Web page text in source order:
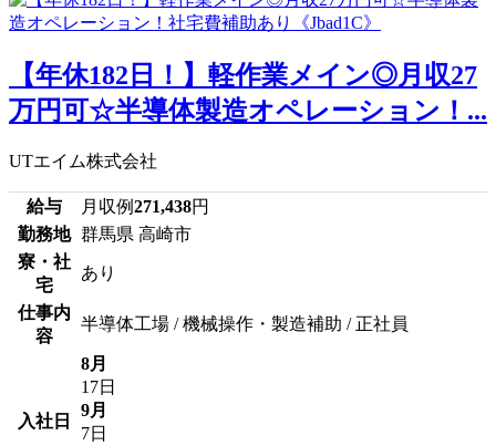
【年休182日！】軽作業メイン◎月収27
万円可☆半導体製造オペレーション！...
UTエイム株式会社
給与 月収例271,438円
勤務地 群馬県 高崎市
寮・社
宅
あり
仕事内
容
半導体工場 / 機械操作・製造補助 / 正社員
入社日
8月
17日
9月
7日